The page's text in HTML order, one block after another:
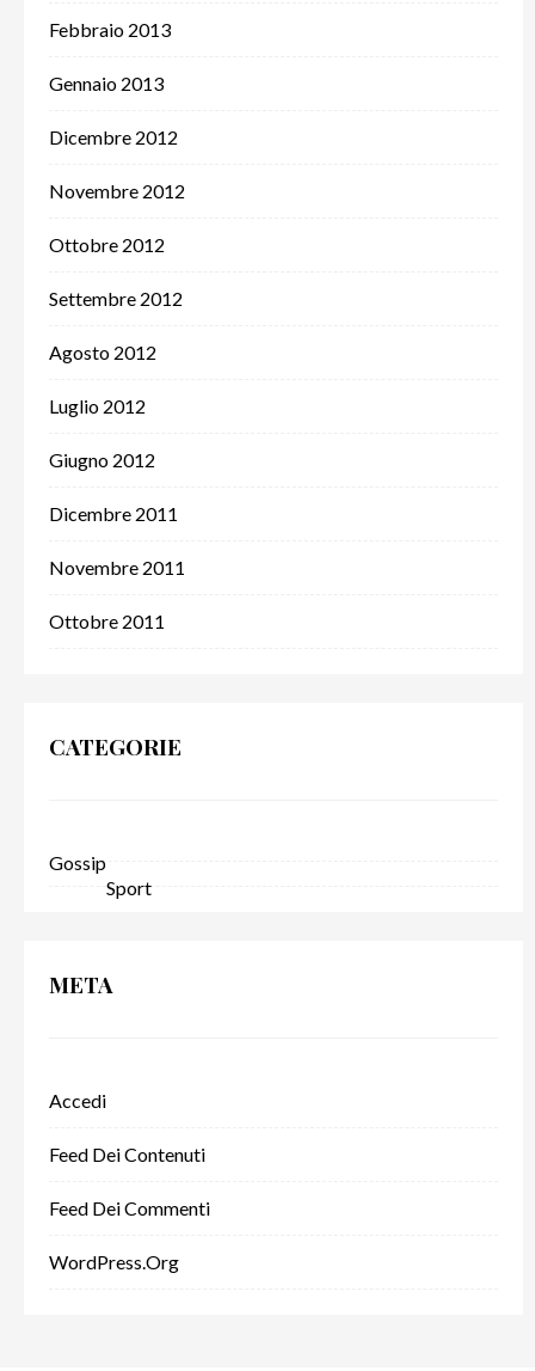
Febbraio 2013
Gennaio 2013
Dicembre 2012
Novembre 2012
Ottobre 2012
Settembre 2012
Agosto 2012
Luglio 2012
Giugno 2012
Dicembre 2011
Novembre 2011
Ottobre 2011
CATEGORIE
Gossip
Sport
META
Accedi
Feed Dei Contenuti
Feed Dei Commenti
WordPress.org